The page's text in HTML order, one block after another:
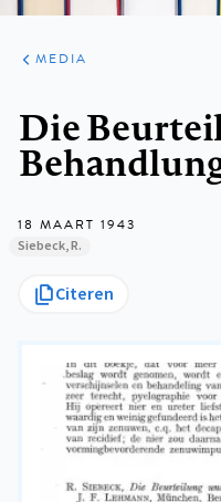
ARTIKELEN
VARIA
MEDIA
Die
18 MAART 1943
Siebeck, R.
Citeren